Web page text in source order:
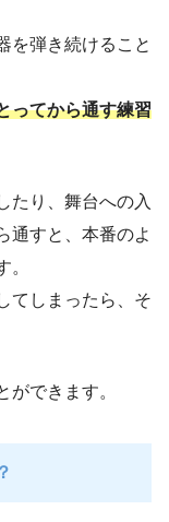
を弾き続けること
ってから通す練習
たり、舞台への入
通すと、本番のよ
。
てしまったら、そ
ができます。